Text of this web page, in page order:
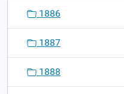
1886
1887
1888